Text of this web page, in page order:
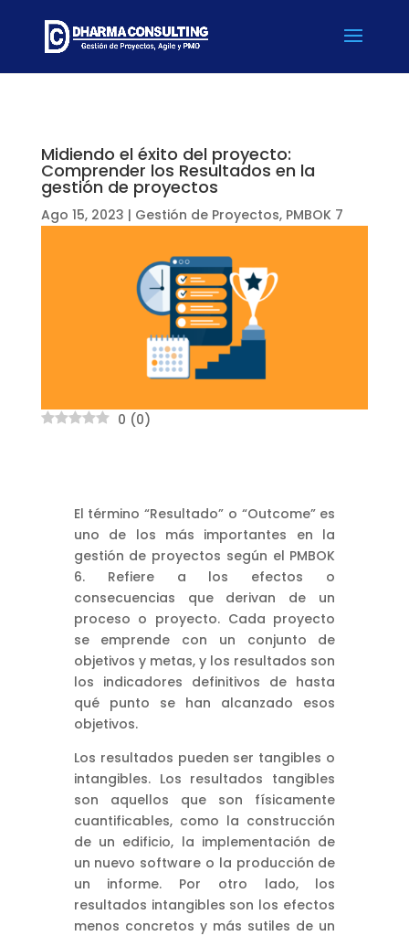
Midiendo el éxito del proyecto:
Comprender los Resultados en la
gestión de proyectos
Ago 15, 2023 | Gestión de Proyectos, PMBOK 7
0 (0)
El término “Resultado” o “Outcome” es
uno de los más importantes en la
gestión de proyectos según el PMBOK
6. Refiere a los efectos o
consecuencias que derivan de un
proceso o proyecto. Cada proyecto
se emprende con un conjunto de
objetivos y metas, y los resultados son
los indicadores definitivos de hasta
qué punto se han alcanzado esos
objetivos.
Los resultados pueden ser tangibles o
intangibles. Los resultados tangibles
son aquellos que son físicamente
cuantificables, como la construcción
de un edificio, la implementación de
un nuevo software o la producción de
un informe. Por otro lado, los
resultados intangibles son los efectos
menos concretos y más sutiles de un